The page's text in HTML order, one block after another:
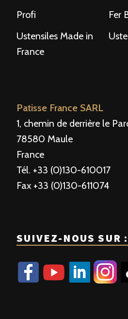
Profi
Fer
Ustensiles Made in
France
Patisse France SARL
1, chemin de derrière le
78580 Maule
France
Tél. +33 (0)130-610017
Fax +33 (0)130-611074
SUIVEZ-NOUS SUR :